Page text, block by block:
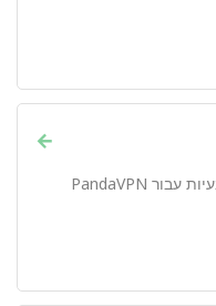
→
מצא תשובות ועזרה בפתרון בעיות עבור PandaVPN